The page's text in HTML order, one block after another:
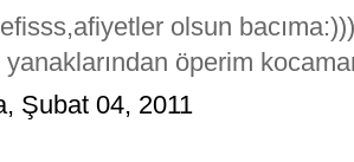
olsun bacıma:)))
yanaklarından öperim
Şubat 04, 2011